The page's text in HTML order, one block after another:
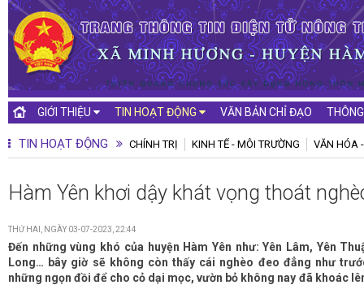
GIỚI THIỆU TIN HOẠT ĐỘNG VĂN BẢN CHỈ ĐẠO
TIN HOẠT ĐỘNG CHÍNH TRỊ KINH TẾ - MÔI TRƯỜNG VĂN HÓA
Hàm Yên khơi dậy khát vọng thoát
THỨ HAI, NGÀY 03-07-2023, 22:44
Đến những vùng khó của huyện Hàm Yên như: Yên Lâm, Yên
Long… bây giờ sẽ không còn thấy cái nghèo đeo đẳng như
những ngọn đồi để cho cỏ dại mọc, vườn bỏ không nay đã khoác